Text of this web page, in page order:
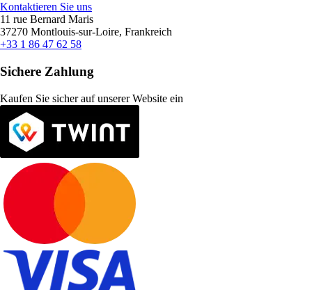
Kontaktieren Sie uns
11 rue Bernard Maris
37270 Montlouis-sur-Loire, Frankreich
+33 1 86 47 62 58
Sichere Zahlung
Kaufen Sie sicher auf unserer Website ein